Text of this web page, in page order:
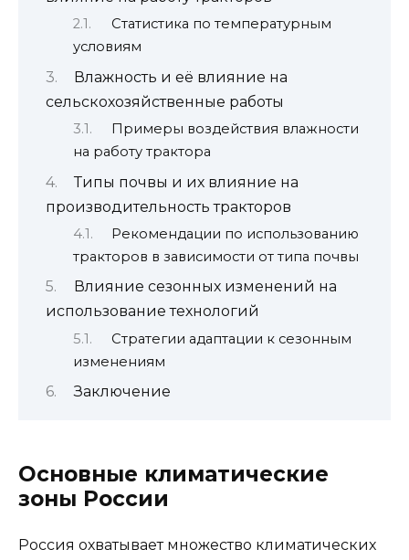
Статистика по температурным
условиям
Влажность и её влияние на
сельскохозяйственные работы
Примеры воздействия влажности
на работу трактора
Типы почвы и их влияние на
производительность тракторов
Рекомендации по использованию
тракторов в зависимости от типа почвы
Влияние сезонных изменений на
использование технологий
Стратегии адаптации к сезонным
изменениям
Заключение
Основные климатические
зоны России
Россия охватывает множество климатических